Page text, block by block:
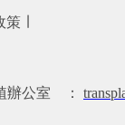
策
辦公室 ：